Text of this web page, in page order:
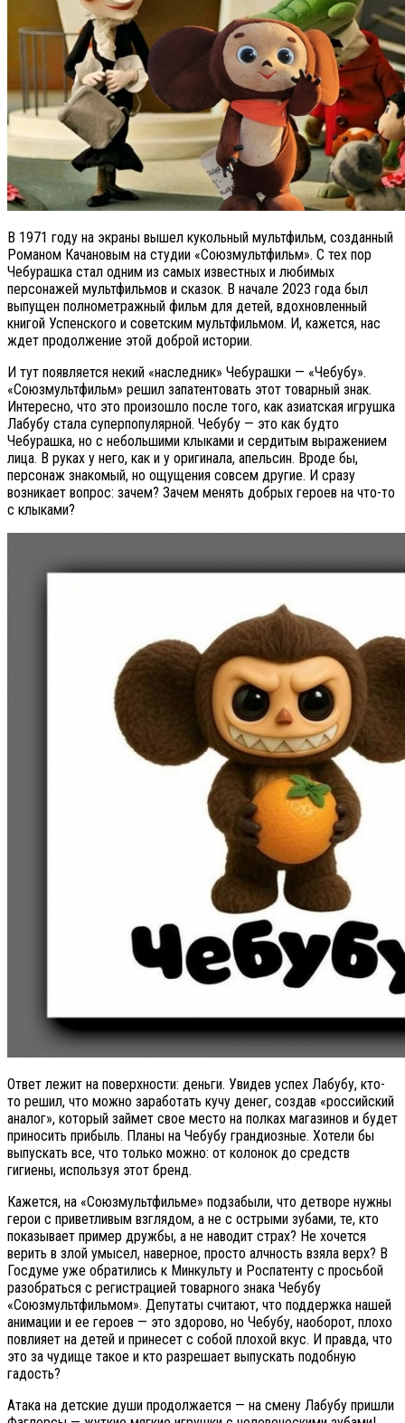
В 1971 году на экраны вышел кукольный мультфильм, созданный
Романом Качановым на студии «Союзмультфильм». С тех пор
Чебурашка стал одним из самых известных и любимых
персонажей мультфильмов и сказок. В начале 2023 года был
выпущен полнометражный фильм для детей, вдохновленный
книгой Успенского и советским мультфильмом. И, кажется, нас
ждет продолжение этой доброй истории.
И тут появляется некий «наследник» Чебурашки — «Чебубу».
«Союзмультфильм» решил запатентовать этот товарный знак.
Интересно, что это произошло после того, как азиатская игрушка
Лабубу стала суперпопулярной. Чебубу — это как будто
Чебурашка, но с небольшими клыками и сердитым выражением
лица. В руках у него, как и у оригинала, апельсин. Вроде бы,
персонаж знакомый, но ощущения совсем другие. И сразу
возникает вопрос: зачем? Зачем менять добрых героев на что-то
с клыками?
Ответ лежит на поверхности: деньги. Увидев успех Лабубу, кто-
то решил, что можно заработать кучу денег, создав «российский
аналог», который займет свое место на полках магазинов и будет
приносить прибыль. Планы на Чебубу грандиозные. Хотели бы
выпускать все, что только можно: от колонок до средств
гигиены, используя этот бренд.
Кажется, на «Союзмультфильме» подзабыли, что детворе нужны
герои с приветливым взглядом, а не с острыми зубами, те, кто
показывает пример дружбы, а не наводит страх? Не хочется
верить в злой умысел, наверное, просто алчность взяла верх? В
Госдуме уже обратились к Минкульту и Роспатенту с просьбой
разобраться с регистрацией товарного знака Чебубу
«Союзмультфильмом». Депутаты считают, что поддержка нашей
анимации и ее героев — это здорово, но Чебубу, наоборот, плохо
повлияет на детей и принесет с собой плохой вкус. И правда, что
это за чудище такое и кто разрешает выпускать подобную
гадость?
Атака на детские души продолжается — на смену Лабубу пришли